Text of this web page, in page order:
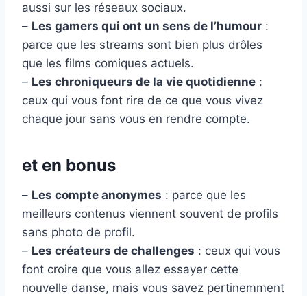
aussi sur les réseaux sociaux.
– Les gamers qui ont un sens de l’humour :
parce que les streams sont bien plus drôles
que les films comiques actuels.
– Les chroniqueurs de la vie quotidienne :
ceux qui vous font rire de ce que vous vivez
chaque jour sans vous en rendre compte.
et en bonus
– Les compte anonymes : parce que les
meilleurs contenus viennent souvent de profils
sans photo de profil.
– Les créateurs de challenges : ceux qui vous
font croire que vous allez essayer cette
nouvelle danse, mais vous savez pertinemment